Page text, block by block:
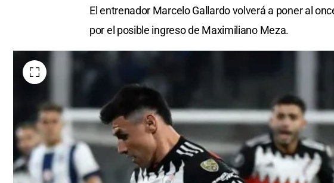
El entrenador Marcelo Gallardo volverá a poner al
por el posible ingreso de Maximiliano Meza.